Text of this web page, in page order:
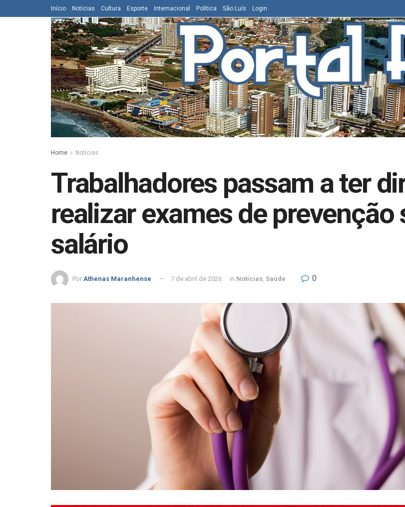
Início Notícias Cultura Esporte Internacional Política São Luís Login
Home Notícias
Trabalhadores passam a ter
realizar exames de
salário
Por Athenas Maranhense 7 de abril de 2026 in Notícias, Saúde 0